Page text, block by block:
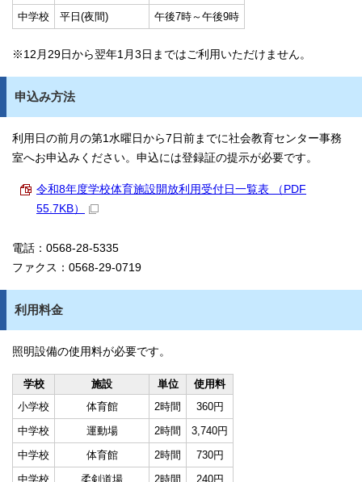
中学校
平日(夜間) 午後7時～午後9時
※12月29日から翌年1月3日まではご利用いただけません。
申込み方法
利用日の前月の第1水曜日から7日前までに社会教育センター事務
室へお申込みください。申込には登録証の提示が必要です。
令和8年度学校体育施設開放利用受付日一覧表 （PDF
55.7KB）
電話：0568-28-5335
ファクス：0568-29-0719
利用料金
照明設備の使用料が必要です。
学校 施設 単位
使用料
小学校
体育館 2時間
360円
中学校
運動場 2時間
3,740円
中学校
体育館 2時間
730円
中学校
柔剣道場 2時間
240円